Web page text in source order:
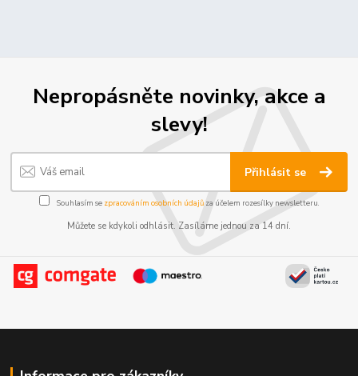
Nepropásněte novinky, akce a
slevy!
Přihlásit se
Souhlasím se zpracováním osobních údajůza účelem rozesílky newsletteru.
Můžete se kdykoli odhlásit. Zasíláme jednou za 14 dní.